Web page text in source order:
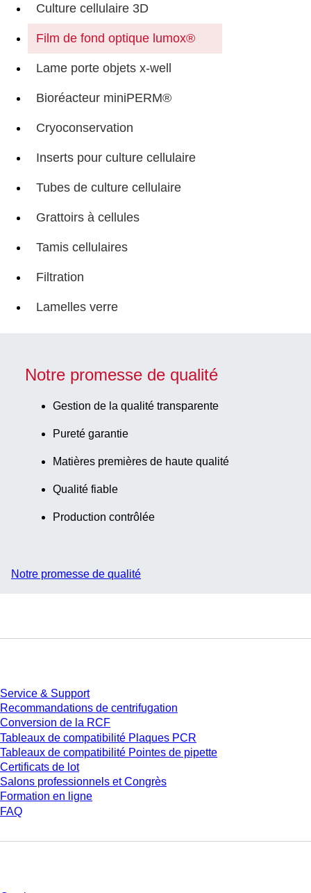
Culture cellulaire 3D
Film de fond optique lumox®
Lame porte objets x-well
Bioréacteur miniPERM®
Cryoconservation
Inserts pour culture cellulaire
Tubes de culture cellulaire
Grattoirs à cellules
Tamis cellulaires
Filtration
Lamelles verre
Notre promesse de qualité
Gestion de la qualité transparente
Pureté garantie
Matières premières de haute qualité
Qualité fiable
Production contrôlée
Notre promesse de qualité
Service & Support
Recommandations de centrifugation
Conversion de la RCF
Tableaux de compatibilité Plaques PCR
Tableaux de compatibilité Pointes de pipette
Certificats de lot
Salons professionnels et Congrès
Formation en ligne
FAQ